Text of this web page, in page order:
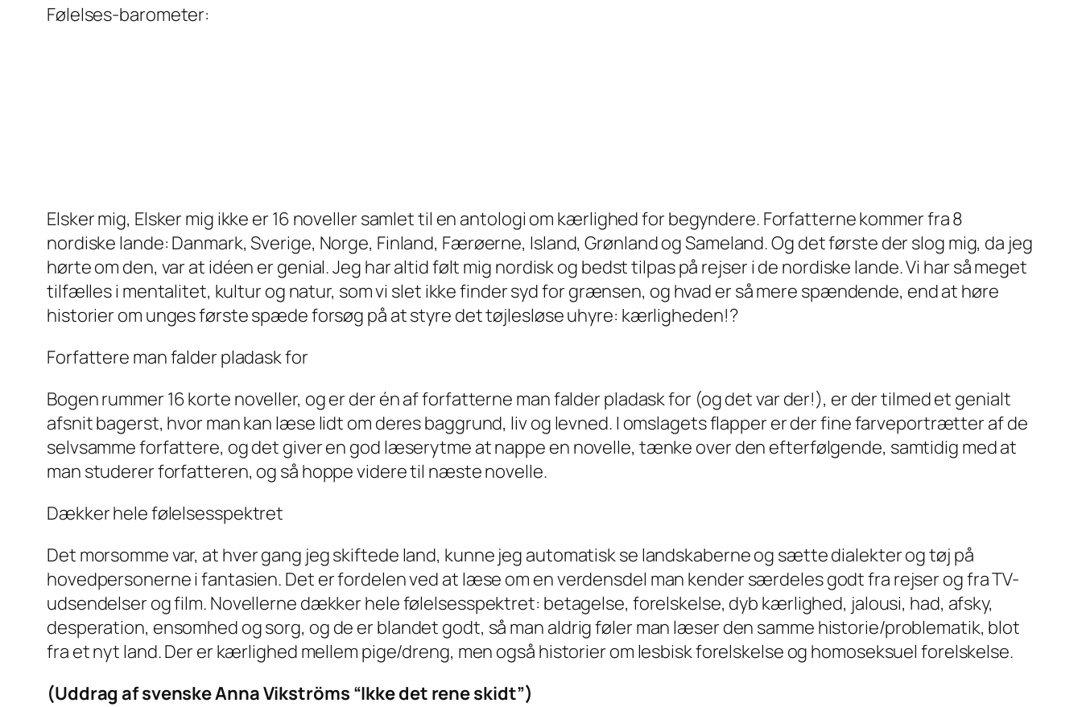
Følelses-barometer:
Elsker mig, Elsker mig ikke er 16 noveller samlet til en antologi om kærlighed for begyndere. Forfatterne kommer fra 8
nordiske lande: Danmark, Sverige, Norge, Finland, Færøerne, Island, Grønland og Sameland. Og det første der slog mig, da jeg
hørte om den, var at idéen er genial. Jeg har altid følt mig nordisk og bedst tilpas på rejser i de nordiske lande. Vi har så meget
tilfælles i mentalitet, kultur og natur, som vi slet ikke finder syd for grænsen, og hvad er så mere spændende, end at høre
historier om unges første spæde forsøg på at styre det tøjlesløse uhyre: kærligheden!?
Forfattere man falder pladask for
Bogen rummer 16 korte noveller, og er der én af forfatterne man falder pladask for (og det var der!), er der tilmed et genialt
afsnit bagerst, hvor man kan læse lidt om deres baggrund, liv og levned. I omslagets flapper er der fine farveportrætter af de
selvsamme forfattere, og det giver en god læserytme at nappe en novelle, tænke over den efterfølgende, samtidig med at
man studerer forfatteren, og så hoppe videre til næste novelle.
Dækker hele følelsesspektret
Det morsomme var, at hver gang jeg skiftede land, kunne jeg automatisk se landskaberne og sætte dialekter og tøj på
hovedpersonerne i fantasien. Det er fordelen ved at læse om en verdensdel man kender særdeles godt fra rejser og fra TV-
udsendelser og film. Novellerne dækker hele følelsesspektret: betagelse, forelskelse, dyb kærlighed, jalousi, had, afsky,
desperation, ensomhed og sorg, og de er blandet godt, så man aldrig føler man læser den samme historie/problematik, blot
fra et nyt land. Der er kærlighed mellem pige/dreng, men også historier om lesbisk forelskelse og homoseksuel forelskelse.
(Uddrag af svenske Anna Vikströms “Ikke det rene skidt”)